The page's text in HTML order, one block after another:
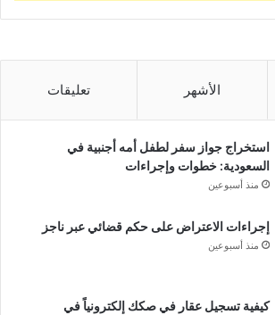
الأشهر تعليقات
استخراج جواز سفر لطفل أمه أجنبية في
السعودية: خطوات وإجراءات
منذ أسبوعين
إجراءات الاعتراض على حكم قضائي عبر ناجز
منذ أسبوعين
كيفية تسجيل عقار في صكك إلكترونياً في